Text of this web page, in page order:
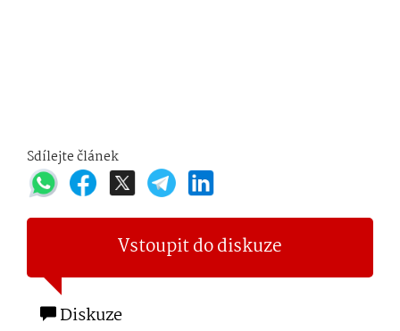
Sdílejte článek
Vstoupit do diskuze
Diskuze